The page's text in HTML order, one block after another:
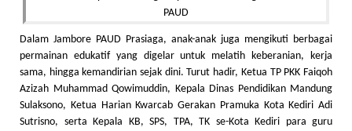
Dalam Jambore PAUD Prasiaga, anak-anak juga mengikuti berbagai
permainan edukatif yang digelar untuk melatih keberanian, kerja
sama, hingga kemandirian sejak dini. Turut hadir, Ketua TP PKK Faiqoh
Azizah Muhammad Qowimuddin, Kepala Dinas Pendidikan Mandung
Sulaksono, Ketua Harian Kwarcab Gerakan Pramuka Kota Kediri Adi
Sutrisno, serta Kepala KB, SPS, TPA, TK se-Kota Kediri para guru